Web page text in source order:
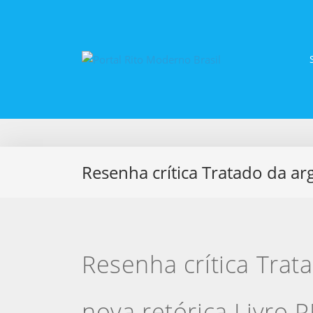
Resenha crítica Tratado da
Resenha crítica